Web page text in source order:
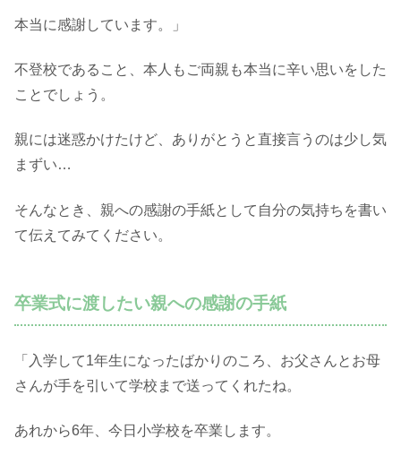
本当に感謝しています。」
不登校であること、本人もご両親も本当に辛い思いをした
ことでしょう。
親には迷惑かけたけど、ありがとうと直接言うのは少し気
まずい…
そんなとき、親への感謝の手紙として自分の気持ちを書い
て伝えてみてください。
卒業式に渡したい親への感謝の手紙
「入学して1年生になったばかりのころ、お父さんとお母
さんが手を引いて学校まで送ってくれたね。
あれから6年、今日小学校を卒業します。